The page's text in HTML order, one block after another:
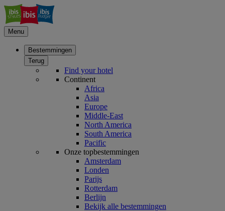
Menu
Bestemmingen
Terug
Find your hotel
Continent
Africa
Asia
Europe
Middle-East
North America
South America
Pacific
Onze topbestemmingen
Amsterdam
Londen
Parijs
Rotterdam
Berlijn
Bekijk alle bestemmingen